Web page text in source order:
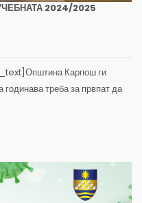
2024/2025
Карпош ги
треба за првпат да
термини...